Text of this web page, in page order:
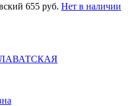
655 руб. Нет в наличии